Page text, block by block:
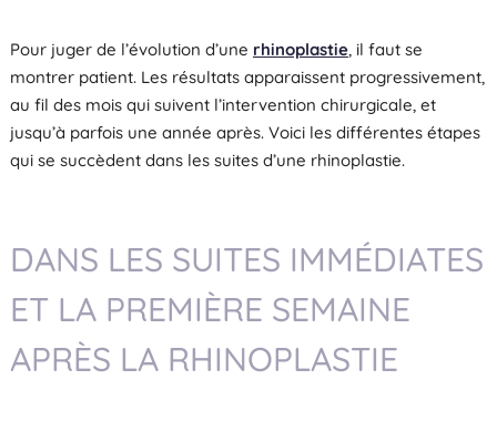
Pour juger de l’évolution d’une rhinoplastie, il faut se
montrer patient. Les résultats apparaissent progressivement,
au fil des mois qui suivent l’intervention chirurgicale, et
jusqu’à parfois une année après. Voici les différentes étapes
qui se succèdent dans les suites d’une rhinoplastie.
DANS LES SUITES IMMÉDIATES
ET LA PREMIÈRE SEMAINE
APRÈS LA RHINOPLASTIE